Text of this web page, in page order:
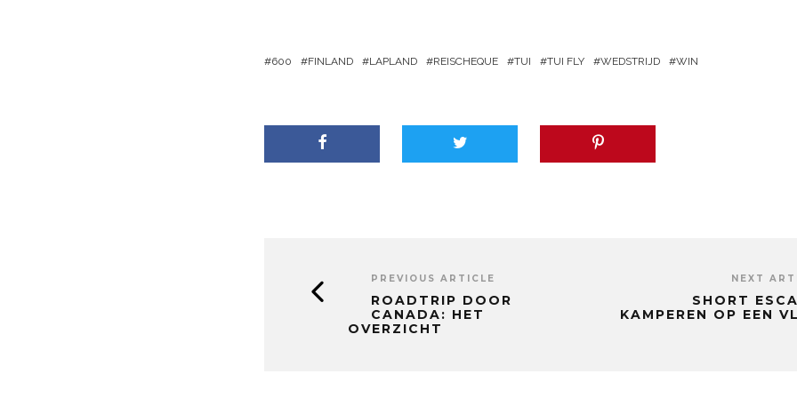
600 FINLAND LAPLAND REISCHEQUE TUI TUI FLY WEDSTRIJD WIN
PREVIOUS ARTICLE
ROADTRIP DOOR
CANADA: HET
OVERZICHT
NEXT
SHORT
KAMPEREN OP EEN